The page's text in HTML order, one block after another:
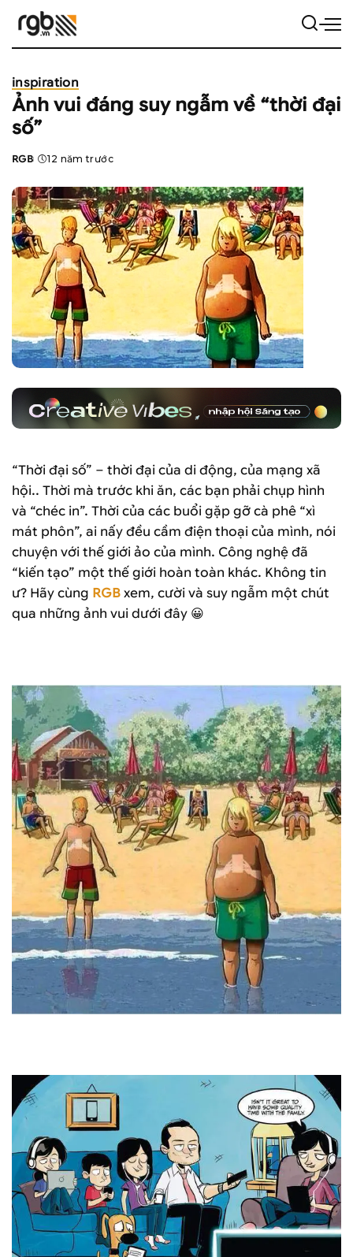
inspiration
Ảnh vui đáng suy ngẫm về “thời đại
số”
Posted
RGB 12 năm trước
“Thời đại số” – thời đại của di động, của mạng xã
hội.. Thời mà trước khi ăn, các bạn phải chụp hình
và “chéc in”. Thời của các buổi gặp gỡ cà phê “xì
mát phôn”, ai nấy đều cầm điện thoại của mình, nói
chuyện với thế giới ảo của mình. Công nghệ đã
“kiến tạo” một thế giới hoàn toàn khác. Không tin
ư? Hãy cùng RGB xem, cười và suy ngẫm một chút
qua những ảnh vui dưới đây 😀